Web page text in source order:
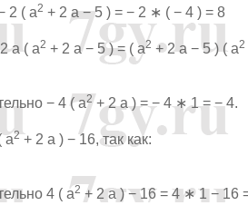
2 ( a2 + 2 a − 5 ) = − 2 ∗ ( − 4 ) = 8
a ( a2 + 2 a − 5 ) = ( a2 + 2 a − 5 ) ( a2
− 4 ( a2+ 2 a ) = − 4 ∗ 1 = − 4.
a2+ 2 a ) − 16, так как:
4 ( a2 + 2 a ) − 16 = 4 ∗ 1 − 16